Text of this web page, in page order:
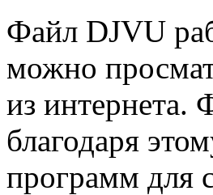
Файл DJVU
можно
из интернета.
благодаря
программ для